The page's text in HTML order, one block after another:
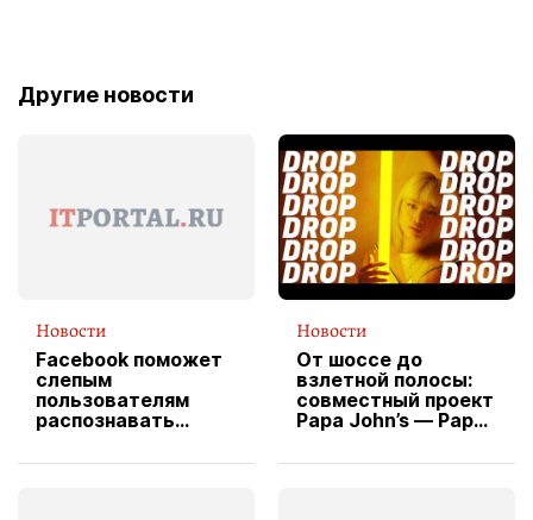
Другие новости
Новости
Facebook поможет
слепым
пользователям
распознавать
Новости
От шоссе до
взлетной полосы:
совместный проект
Papa John’s — Papa
вводит